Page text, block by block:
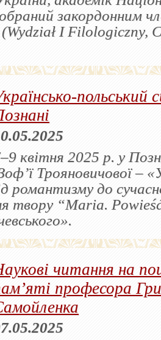
закордонним
(Wydział I Filologiczny,
польський
квітня 2025 р. у
Трояновичової –
романтизму до
твору “Maria.
читання на
професора